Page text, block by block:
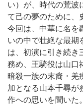
い）が、時代の荒波
て己の夢のために、
今回は、中華に名を
いの中で壮絶な最期
は、初演に引き続き
務め、王騎役は山口
暗殺一族の末裔・羌
加となる山本千尋が
作への思いを聞いた。